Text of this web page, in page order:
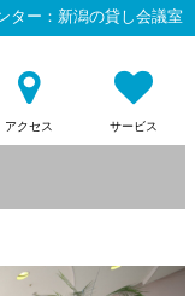
ター：新潟の貸し会議室
アクセス サービス